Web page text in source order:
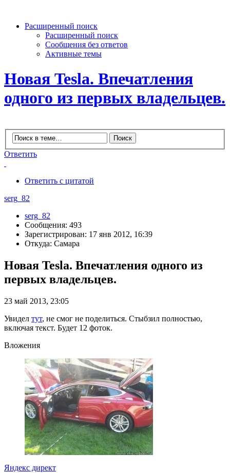
Расширенный поиск
Расширенный поиск
Сообщения без ответов
Активные темы
Новая Tesla. Впечатления
одного из первых владельцев.
Ответить
Ответить с цитатой
serg_82
serg_82
Сообщения: 493
Зарегистрирован: 17 янв 2012, 16:39
Откуда: Самара
Новая Tesla. Впечатления одного из
первых владельцев.
23 май 2013, 23:05
Увидел тут, не смог не поделиться. Стыбзил полностью,
включая текст. Будет 12 фоток.
Вложения
Яндекс директ